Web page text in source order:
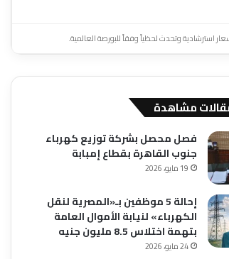
استرشادية وتحدث لحظياً وفقاً للبورصة العالمية.
مشاهدة
فصل محصل بشركة توزيع كهرباء
جنوب القاهرة بقطاع إمبابة
19 مايو، 2026
إحالة 5 موظفين بـ«المصرية لنقل
الكهرباء» لنيابة الأموال العامة
بتهمة اختلاس 8.5 مليون جنيه
24 مايو، 2026